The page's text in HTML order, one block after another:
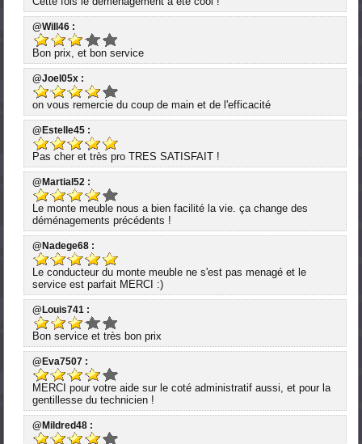
@Will46 :
Bon prix, et bon service
@Joel05x :
on vous remercie du coup de main et de l'efficacité
@Estelle45 :
Pas cher et très pro TRES SATISFAIT !
@Martial52 :
Le monte meuble nous a bien facilité la vie. ça change des
déménagements précédents !
@Nadege68 :
Le conducteur du monte meuble ne s'est pas menagé et le
service est parfait MERCI :)
@Louis741 :
Bon service et très bon prix
@Eva7507 :
MERCI pour votre aide sur le coté administratif aussi, et pour la
gentillesse du technicien !
@Mildred48 :